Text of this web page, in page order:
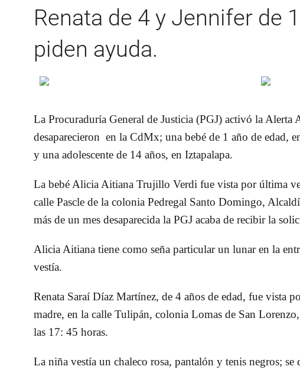
Renata de 4 y Jennifer de
piden ayuda.
La Procuraduría General de Justicia (PGJ) activó la Alerta
desaparecieron en la CdMx; una bebé de 1 año de edad,
y una adolescente de 14 años, en Iztapalapa.
La bebé Alicia Aitiana Trujillo Verdi fue vista por última
calle Pascle de la colonia Pedregal Santo Domingo,
más de un mes desaparecida la PGJ acaba de recibir la
Alicia Aitiana tiene como seña particular un lunar en la
vestía.
Renata Saraí Díaz Martínez, de 4 años de edad, fue vista
madre, en la calle Tulipán, colonia Lomas de San
las 17: 45 horas.
La niña vestía un chaleco rosa, pantalón y tenis negros; se